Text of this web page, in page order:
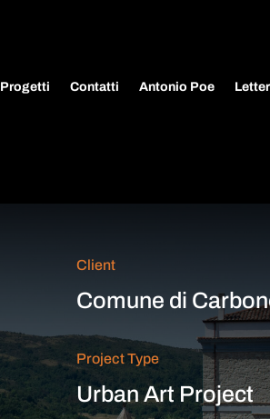
Progetti Contatti Antonio Poe
Client
Comune di
Project Type
Urban Art Project